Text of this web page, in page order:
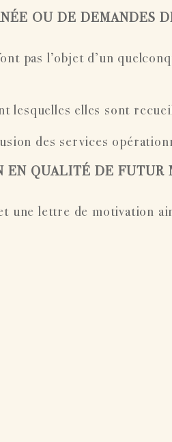
OU DE DEMANDES
pas l’objet d’un
lesquelles elles sont
des services
EN QUALITÉ DE FUTUR
une lettre de motivation